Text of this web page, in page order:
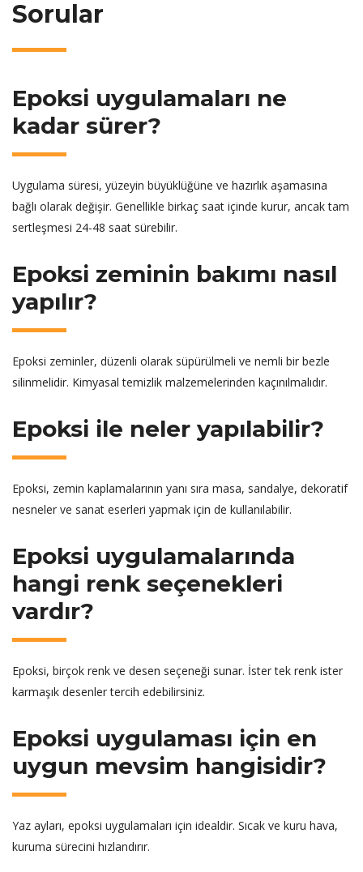
Sorular
Epoksi uygulamaları ne
kadar sürer?
Uygulama süresi, yüzeyin büyüklüğüne ve hazırlık aşamasına
bağlı olarak değişir. Genellikle birkaç saat içinde kurur, ancak tam
sertleşmesi 24-48 saat sürebilir.
Epoksi zeminin bakımı nasıl
yapılır?
Epoksi zeminler, düzenli olarak süpürülmeli ve nemli bir bezle
silinmelidir. Kimyasal temizlik malzemelerinden kaçınılmalıdır.
Epoksi ile neler yapılabilir?
Epoksi, zemin kaplamalarının yanı sıra masa, sandalye, dekoratif
nesneler ve sanat eserleri yapmak için de kullanılabilir.
Epoksi uygulamalarında
hangi renk seçenekleri
vardır?
Epoksi, birçok renk ve desen seçeneği sunar. İster tek renk ister
karmaşık desenler tercih edebilirsiniz.
Epoksi uygulaması için en
uygun mevsim hangisidir?
Yaz ayları, epoksi uygulamaları için idealdir. Sıcak ve kuru hava,
kuruma sürecini hızlandırır.